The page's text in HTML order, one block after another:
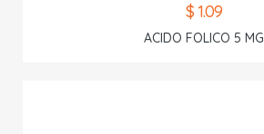
$ 1.09
ACIDO FOLICO 5 MG